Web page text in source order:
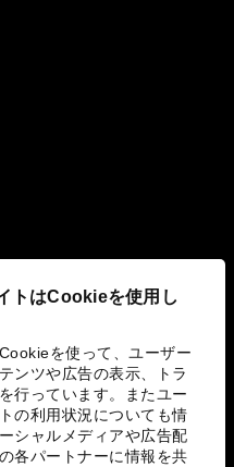
トはCookieを使用し
を使って、ユーザー
ンツや広告の表示、トラ
行っています。またユー
の利用状況についても情
シャルメディアや広告配
各パートナーに情報を共